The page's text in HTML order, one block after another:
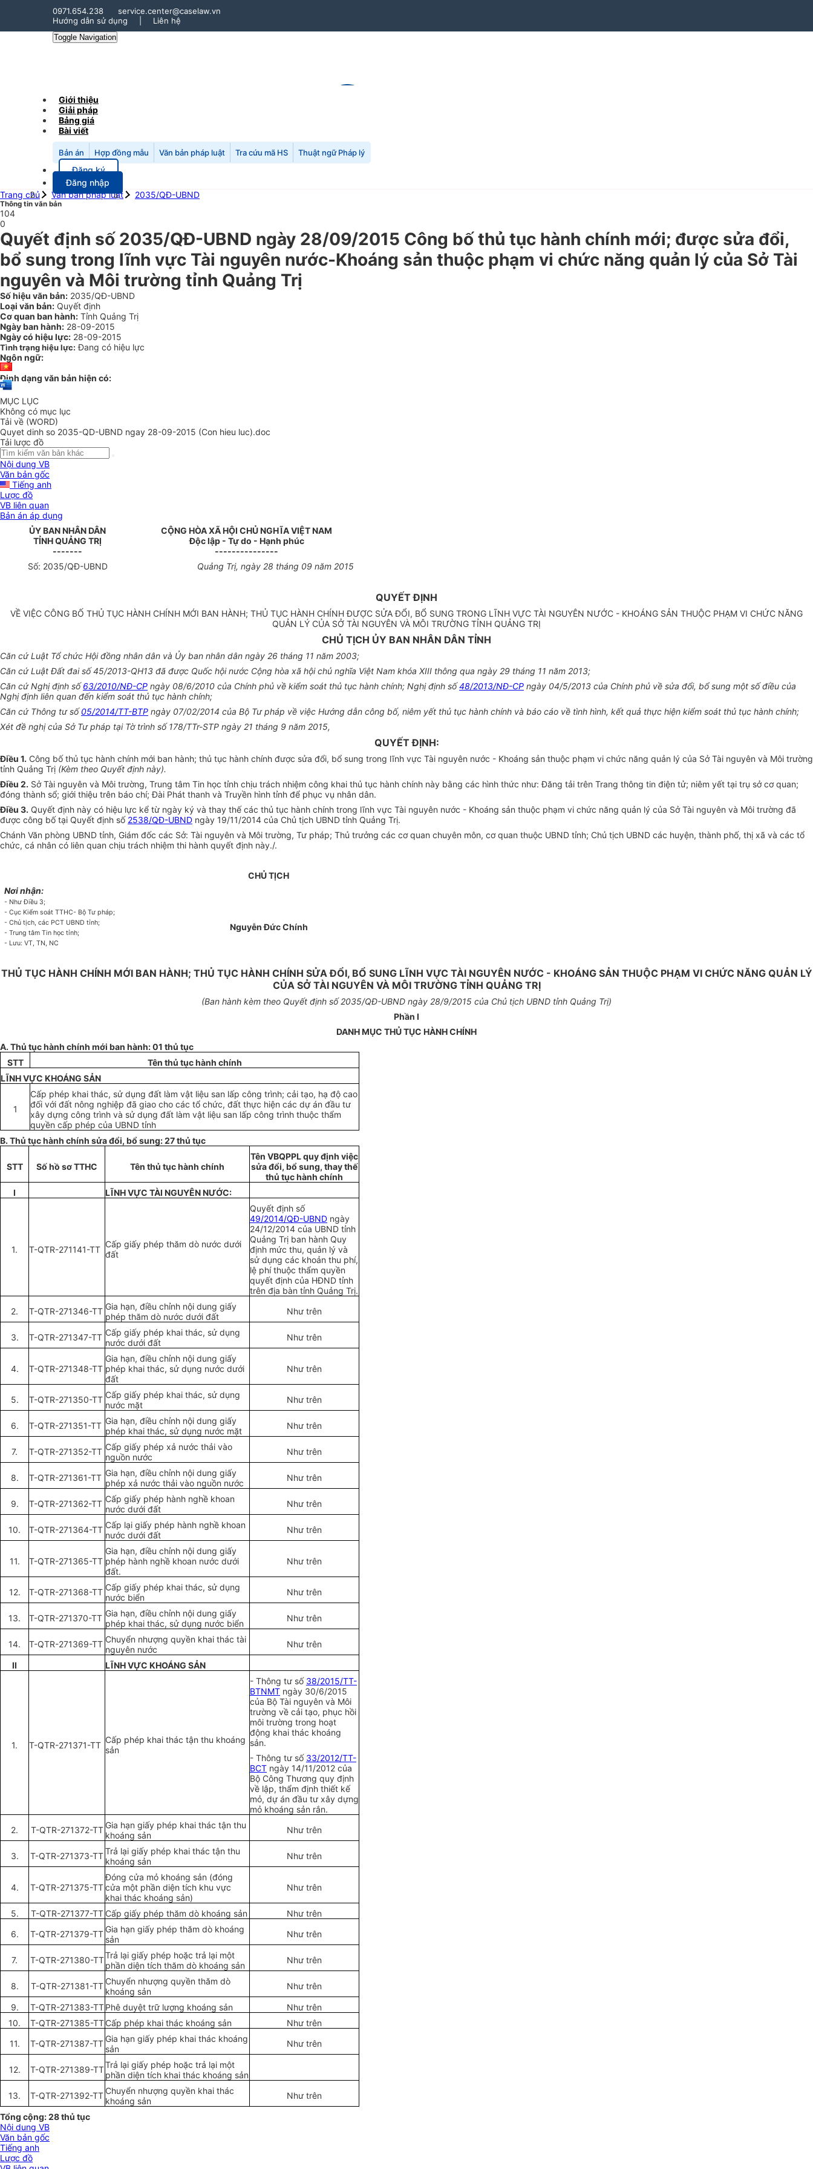
0971.654.238
service.center@caselaw.vn
Hướng dẫn sử dụng
Liên hệ
Toggle Navigation
Giới thiệu
Giải pháp
Bảng giá
Bài viết
Bản án Hợp đồng mẫu Văn bản pháp luật Tra cứu mã HS Thuật ngữ Pháp lý
Đăng ký
Đăng nhập
Trang chủ
Văn bản pháp luật 2035/QĐ-UBND
Thông tin văn bản
104
0
Quyết định số 2035/QĐ-UBND ngày 28/09/2015 Công bố thủ tục hành chính mới; được sửa đổi,
bổ sung trong lĩnh vực Tài nguyên nước-Khoáng sản thuộc phạm vi chức năng quản lý của Sở Tài
nguyên và Môi trường tỉnh Quảng Trị
Số hiệu văn bản: 2035/QĐ-UBND
Loại văn bản: Quyết định
Cơ quan ban hành: Tỉnh Quảng Trị
Ngày ban hành: 28-09-2015
Ngày có hiệu lực: 28-09-2015
Tình trạng hiệu lực: Đang có hiệu lực
Ngôn ngữ:
Định dạng văn bản hiện có:
MỤC LỤC
Không có mục lục
Tải về (WORD)
Quyet dinh so 2035-QD-UBND ngay 28-09-2015 (Con hieu luc).doc
Tải lược đồ
Nội dung VB
Văn bản gốc
Tiếng anh
Lược đồ
VB liên quan
Bản án áp dụng
ỦY BAN NHÂNDÂN
TỈNHQUẢNG TRỊ
-------
CỘNG HÒA XÃ HỘI CHỦ NGHĨA VIỆT NAM
Độc lập - Tự do - Hạnh phúc
---------------
Số: 2035/QĐ-UBND Quảng Trị, ngày 28 tháng 09năm 2015
QUYẾT ĐỊNH
VỀ VIỆC CÔNG BỐ THỦ TỤC HÀNH CHÍNH MỚI BAN HÀNH; THỦ TỤC HÀNH CHÍNH ĐƯỢC SỬA ĐỔI, BỔ SUNG TRONG LĨNH VỰC TÀI NGUYÊN NƯỚC - KHOÁNG SẢN THUỘC PHẠM VI CHỨC NĂNG
QUẢN LÝ CỦA SỞ TÀI NGUYÊN VÀ MÔI TRƯỜNG TỈNH QUẢNG TRỊ
CHỦ TỊCH ỦY BAN NHÂN DÂN TỈNH
Căn cứ Luật Tổ chức Hội đồng nhân dân và Ủy ban nhân dân ngày 26 tháng 11 năm 2003;
Căn cứ Luật Đất đai số 45/2013-QH13 đã được Quốc hội nước Cộng hòa xã hội chủ nghĩa Việt Nam khóa XIII thông qua ngày 29 tháng 11 năm 2013;
Căn cứ Nghị định số63/2010/NĐ-CP ngày 08/6/2010 của Chính phủ về kiểm soát thủ tục hành chính; Nghị định số48/2013/NĐ-CP ngày 04/5/2013 của Chính phủ về sửa đổi, bổ sung một số điều của
Nghị định liên quan đến kiểm soát thủ tục hành chính;
Căn cứ Thông tư số05/2014/TT-BTP ngày 07/02/2014 của Bộ Tư pháp về việc Hướng dẫn công bố, niêm yết thủ tục hành chính và báo cáo về tình hình, kết quả thực hiện kiểm soát thủ tục hành chính;
Xét đề nghị của Sở Tư pháp tại Tờ trình số 178/TTr-STP ngày 21 tháng 9 năm 2015,
QUYẾT ĐỊNH:
Điều 1. Công bố thủ tục hành chính mới ban hành; thủ tục hành chính được sửa đổi, bổ sung trong lĩnh vực Tài nguyên nước - Khoáng sản thuộc phạm vi chức năng quản lý của Sở Tài nguyên và Môi trường
tỉnh Quảng Trị (Kèm theo Quyết định này).
Điều 2. Sở Tài nguyên và Môi trường, Trung tâm Tin học tỉnh chịu trách nhiệm công khai thủ tục hành chính này bằng các hình thức như: Đăng tải trên Trang thông tin điện tử; niêm yết tại trụ sởcơ quan;
đóng thành sổ; giới thiệu trên báo chí; Đài Phát thanh và Truyền hình tỉnh để phục vụ nhân dân.
Điều 3. Quyết định này có hiệu lực kể từ ngày ký và thay thế các thủ tục hành chính trong lĩnh vực Tài nguyên nước - Khoáng sản thuộc phạm vi chức năng quản lý của Sở Tài nguyên và Môi trường đã
được công bốtại Quyết định số 2538/QĐ-UBND ngày 19/11/2014 của Chủ tịch UBND tỉnh Quảng Trị.
Chánh Văn phòng UBND tỉnh, Giám đốc các Sở: Tài nguyên và Môi trường, Tư pháp; Thủ trưởng các cơ quan chuyên môn, cơ quan thuộc UBND tỉnh; Chủ tịch UBND các huyện, thành phố, thị xã và các tổ
chức, cá nhân có liên quan chịu trách nhiệm thi hành quyết định này./.
Nơi nhận:
- Như Điều 3;
- Cục Kiểm soát TTHC- Bộ Tư pháp;
- Chủ tịch, các PCT UBND tỉnh;
- Trungtâm Tin họctỉnh;
- Lưu: VT, TN, NC
CHỦ TỊCH
Nguyễn Đức Chính
THỦ TỤC HÀNH CHÍNH MỚI BAN HÀNH; THỦ TỤC HÀNH CHÍNH SỬA ĐỔI, BỔ SUNG LĨNH VỰC TÀI NGUYÊN NƯỚC - KHOÁNG SẢN THUỘC PHẠM VI CHỨC NĂNG QUẢN LÝ
CỦA SỞ TÀI NGUYÊN VÀ MÔI TRƯỜNG TỈNH QUẢNG TRỊ
(Ban hành kèm theo Quyết định số 2035/QĐ-UBND ngày 28/9/2015 của Chủ tịch UBND tỉnh Quảng Trị)
Phần I
DANH MỤC THỦ TỤC HÀNH CHÍNH
A. Thủ tục hành chính mới ban hành: 01 thủ tục
STT
Tên thủ tục hành chính
LĨNHVỰC KHOÁNG SẢN
1
Cấp phép khai thác, sử dụng đất làm vật liệu san lấp công trình; cải tạo, hạ độ cao
đối với đất nông nghiệp đã giao cho các tổ chức, đất thực hiện các dự án đầu tư
xây dựng công trình và sử dụng đất làm vật liệu san lấp công trình thuộc thẩm
quyền cấp phép của UBND tỉnh
B. Thủ tục hành chính sửa đổi, bổ sung: 27 thủ tục
STT Số hồ sơ TTHC Tên thủ tục hành chính
Tên VBQPPL quy định việc
sửa đổi, bổ sung, thaythế
thủ tục hành chính
I
LĨNH VỰC TÀI NGUYÊN NƯỚC:
1. T-QTR-271141-TT
Cấp giấy phép thăm dò nước dưới
đất
Quyết định số
49/2014/QĐ-UBND ngày
24/12/2014 của UBND tỉnh
Quảng Trị ban hành Quy
định mức thu, quản lý và
sử dụng các khoản thu phí,
lệ phí thuộc thẩm quyền
quyết định của HĐND tỉnh
trên địa bàn tỉnh Quảng Trị.
2.
T-QTR-271346-TT Gia hạn, điều chỉnh nội dung giấy
phép thăm dò nước dưới đất
Như trên
3. T-QTR-271347-TT Cấp giấy phép khai thác, sử dụng
nước dưới đất
Như trên
4. T-QTR-271348-TT
Gia hạn, điều chỉnh nội dung giấy
phép khai thác, sử dụng nước dưới
đất
Như trên
5. T-QTR-271350-TT Cấp giấy phép khai thác, sử dụng
nước mặt
Như trên
6. T-QTR-271351-TT Gia hạn, điều chỉnh nội dung giấy
phép khai thác, sử dụng nước mặt
Như trên
7. T-QTR-271352-TT Cấp giấy phép xả nước thải vào
nguồn nước
Như trên
8. T-QTR-271361-TT Gia hạn, điều chỉnh nội dung giấy
phép xả nước thải vào nguồn nước
Như trên
9. T-QTR-271362-TT Cấp giấy phép hành nghề khoan
nước dưới đất
Như trên
10. T-QTR-271364-TT Cấp lại giấy phép hành nghề khoan
nước dưới đất
Như trên
11. T-QTR-271365-TT
Gia hạn, điều chỉnh nội dung giấy
phép hành nghề khoan nước dưới
đất.
Như trên
12. T-QTR-271368-TT Cấp giấy phép khai thác, sử dụng
nước biển
Như trên
13. T-QTR-271370-TT Gia hạn, điều chỉnh nội dung giấy
phép khai thác, sử dụng nước biển
Như trên
14. T-QTR-271369-TT Chuyển nhượng quyền khai thác tài
nguyên nước
Như trên
II LĨNH VỰC KHOÁNG SẢN
1. T-QTR-271371-TT
Cấp phép khai thác tận thu khoáng
sản
- Thông tư số 38/2015/TT-
BTNMT ngày 30/6/2015
của Bộ Tài nguyên và Môi
trường về cải tạo, phục hồi
môi trường trong hoạt
động khai thác khoáng
sản.
- Thông tư số 33/2012/TT-
BCT ngày 14/11/2012 của
Bộ Công Thương quy định
về lập, thẩm định thiết kế
mỏ, dự án đầu tư xây dựng
mỏ khoáng sản rắn.
2.
T-QTR-271372-TT Gia hạn giấy phép khai thác tận thu
khoáng sản
Như trên
3. T-QTR-271373-TTTrả lại giấy phép khai thác tận thu
khoáng sản
Như trên
4. T-QTR-271375-TT
Đóng cửa mỏ khoáng sản (đóng
cửa một phần diện tích khu vực
khai thác khoáng sản)
Như trên
5. T-QTR-271377-TT Cấp giấy phép thăm dò khoáng sản
Như trên
6.
T-QTR-271379-TT Gia hạn giấy phép thăm dò khoáng
sản
Như trên
7. T-QTR-271380-TTTrả lại giấy phép hoặc trả lại một
phần diện tích thăm dò khoáng sản
Như trên
8. T-QTR-271381-TT Chuyển nhượng quyền thăm dò
khoáng sản
Như trên
9. T-QTR-271383-TT Phê duyệt trữ lượng khoáng sản
Như trên
10.
T-QTR-271385-TT Cấp phép khai thác khoáng sản
Như trên
11.
T-QTR-271387-TT Gia hạn giấy phép khai thác khoáng
sản
Như trên
12. T-QTR-271389-TTTrả lại giấy phép hoặc trả lại một
phần diện tích khai thác khoáng sản
13.
T-QTR-271392-TT Chuyển nhượng quyền khai thác
khoáng sản
Như trên
Tổng cộng: 28 thủ tục
Nội dung VB
Văn bản gốc
Tiếng anh
Lược đồ